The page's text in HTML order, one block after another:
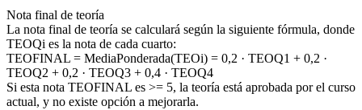
Nota final de teoría
La nota final de teoría se calculará según la siguiente fórmula, donde
TEOQi es la nota de cada cuarto:
TEOFINAL = MediaPonderada(TEOi) = 0,2 · TEOQ1 + 0,2 ·
TEOQ2 + 0,2 · TEOQ3 + 0,4 · TEOQ4
Si esta nota TEOFINAL es >= 5, la teoría está aprobada por el curso
actual, y no existe opción a mejorarla.